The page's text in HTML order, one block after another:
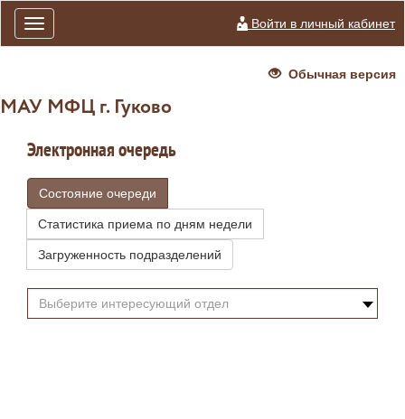
Toggle
navigation
Войти в личный кабинет
Обычная версия
МАУ МФЦ г. Гуково
Электронная очередь
Состояние очереди
Статистика приема по дням недели
Загруженность подразделений
Выберите интересующий отдел